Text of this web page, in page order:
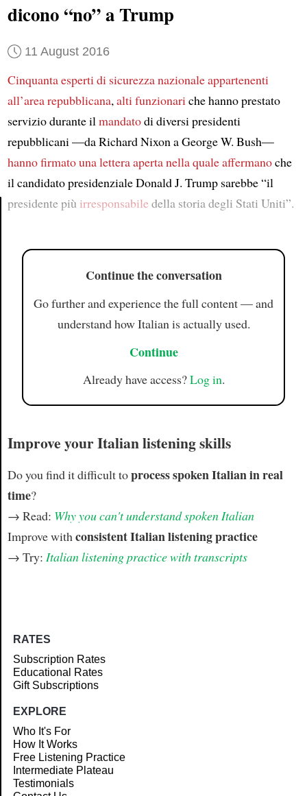
dicono “no” a Trump
11 August 2016
Cinquanta esperti di sicurezza nazionale appartenenti
all’area repubblicana,alti funzionariche hanno prestato
servizio durante ilmandatodi diversi presidenti
repubblicani —da Richard Nixon a George W. Bush—
hanno firmato una lettera apertanella quale affermanoche
il candidato presidenziale Donald J. Trump sarebbe “il
presidente più irresponsabiledella storia degli Stati Uniti”.
Continue the conversation
Go further and experience the full content — and
understand how Italian is actually used.
Continue
Already have access?Log in.
Improve your Italian listening skills
Do you find it difficult toprocess spoken Italian in real
time?
→ Read: Why you can't understand spoken Italian
Improve with consistent Italian listening practice
→ Try: Italian listening practice with transcripts
RATES
Subscription Rates
Educational Rates
Gift Subscriptions
EXPLORE
Who It's For
How It Works
Free Listening Practice
Intermediate Plateau
Testimonials